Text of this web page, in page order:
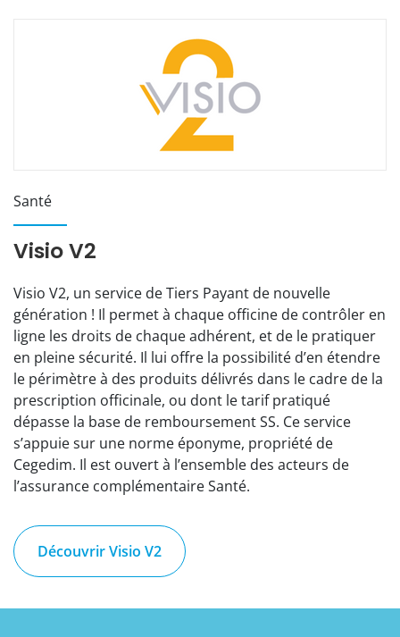
Santé
Visio V2
Visio V2, un service de Tiers Payant de nouvelle
génération ! Il permet à chaque officine de contrôler en
ligne les droits de chaque adhérent, et de le pratiquer
en pleine sécurité. Il lui offre la possibilité d’en étendre
le périmètre à des produits délivrés dans le cadre de la
prescription officinale, ou dont le tarif pratiqué
dépasse la base de remboursement SS. Ce service
s’appuie sur une norme éponyme, propriété de
Cegedim. Il est ouvert à l’ensemble des acteurs de
l’assurance complémentaire Santé.
Découvrir Visio V2